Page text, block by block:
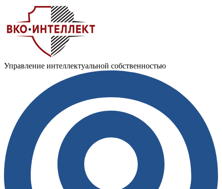
Управление интеллектуальной собственностью